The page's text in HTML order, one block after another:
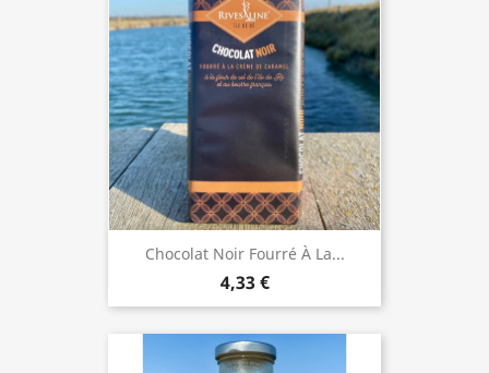
Chocolat Noir Fourré À La...
4,33 €